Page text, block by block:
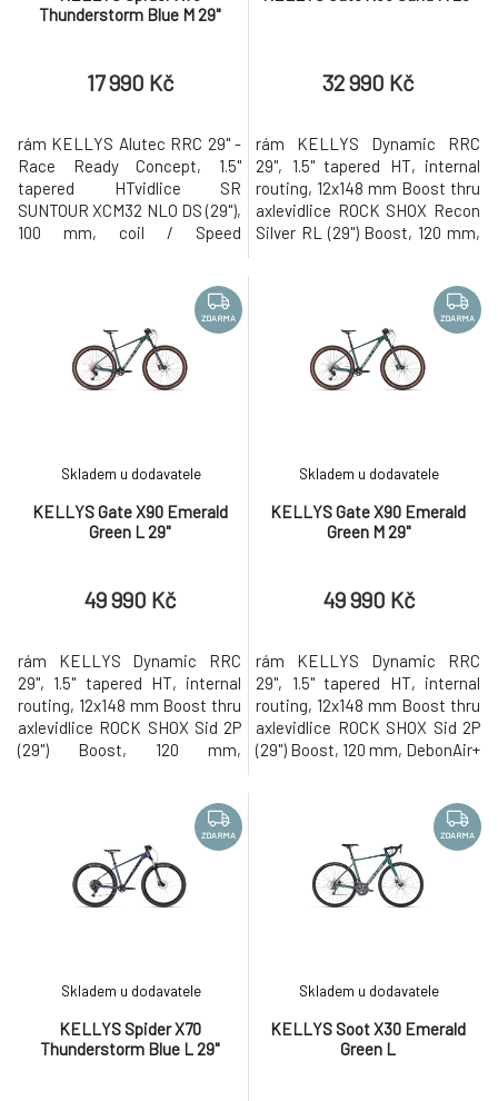
Thunderstorm Blue M 29"
17 990 Kč
rám KELLYS Alutec RRC 29" -
Race Ready Concept, 1.5"
tapered HTvidlice SR
SUNTOUR XCM32 NLO DS (29"),
100 mm, coil / Speed
(S), 175 mm (M - XL)měnič
SHIMANO Cues U4000 (direct
mount)řazení SHIMANO Cues
SL-U4010-9R Rapidfire
Pluspočet převodů 9kazetové
32 990 Kč
rám KELLYS Dynamic RRC
29", 1.5" tapered HT, internal
routing, 12x148 mm Boost thru
axlevidlice ROCK SHOX Recon
Silver RL (29") Boost, 120 mm,
Maxle Lite 15 mm thru axlekliky
SAMOX (34T) - délka 170 mm
(S), 175 mm (M - XL)měnič
SHIMANO Deore M6100 (direct
mount)řazení SHIMANO Deore
ZDARMA
KELLYS Gate X90 Emerald
Green L 29"
Skladem u dodavatele
49 990 Kč
rám KELLYS Dynamic RRC
29", 1.5" tapered HT, internal
routing, 12x148 mm Boost thru
axlevidlice ROCK SHOX Sid 2P
(29") Boost, 120 mm,
Maxle Stealth 15 mm thru
axlekliky SHIMANO Deore XT
M8100-1 Hollowtech II (34T) -
délka 170 mm (S), 175 mm (M -
XL)měnič SHIMANO Deore XT
ZDARMA
KELLYS Gate X90 Emerald
Green M 29"
Skladem u dodavatele
49 990 Kč
rám KELLYS Dynamic RRC
29", 1.5" tapered HT, internal
routing, 12x148 mm Boost thru
axlevidlice ROCK SHOX Sid 2P
(29") Boost, 120 mm, DebonAir+
Stealth 15 mm thru axlekliky
SHIMANO Deore XT M8100-1
Hollowtech II (34T) - délka 170
mm (S), 175 mm (M - XL)měnič
SHIMANO Deore XT M8100
ZDARMA
KELLYS Spider X70
Thunderstorm Blue L 29"
Skladem u dodavatele
ZDARMA
KELLYS Soot X30 Emerald
Green L
Skladem u dodavatele